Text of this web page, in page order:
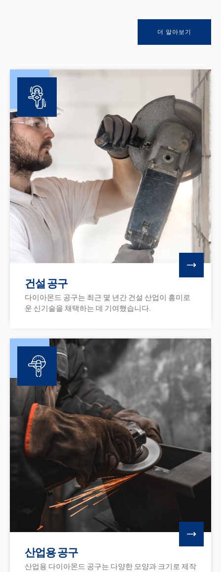
더 알아보기
건설 공구
다이아몬드 공구는 최근 몇 년간 건설 산업이 흥미로
운 신기술을 채택하는 데 기여했습니다.
산업용 공구
산업용 다이아몬드 공구는 다양한 모양과 크기로 제작